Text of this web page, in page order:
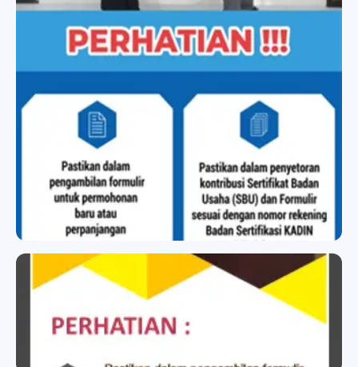
BADAN SERTIFIKASI KADIN
BADAN SERTIFIKASI KADIN